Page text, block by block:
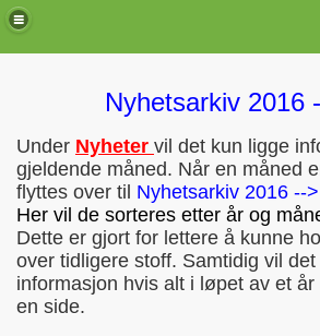
Nyhetsarkiv 2016
Under Nyheter vil det kun ligge
gjeldende måned. Når en måned
flyttes over til Nyhetsarkiv 2016 -->
Her vil de sorteres etter år og
Dette er gjort for lettere å kunne
over tidligere stoff. Samtidig vil
informasjon hvis alt i løpet av et
en side.